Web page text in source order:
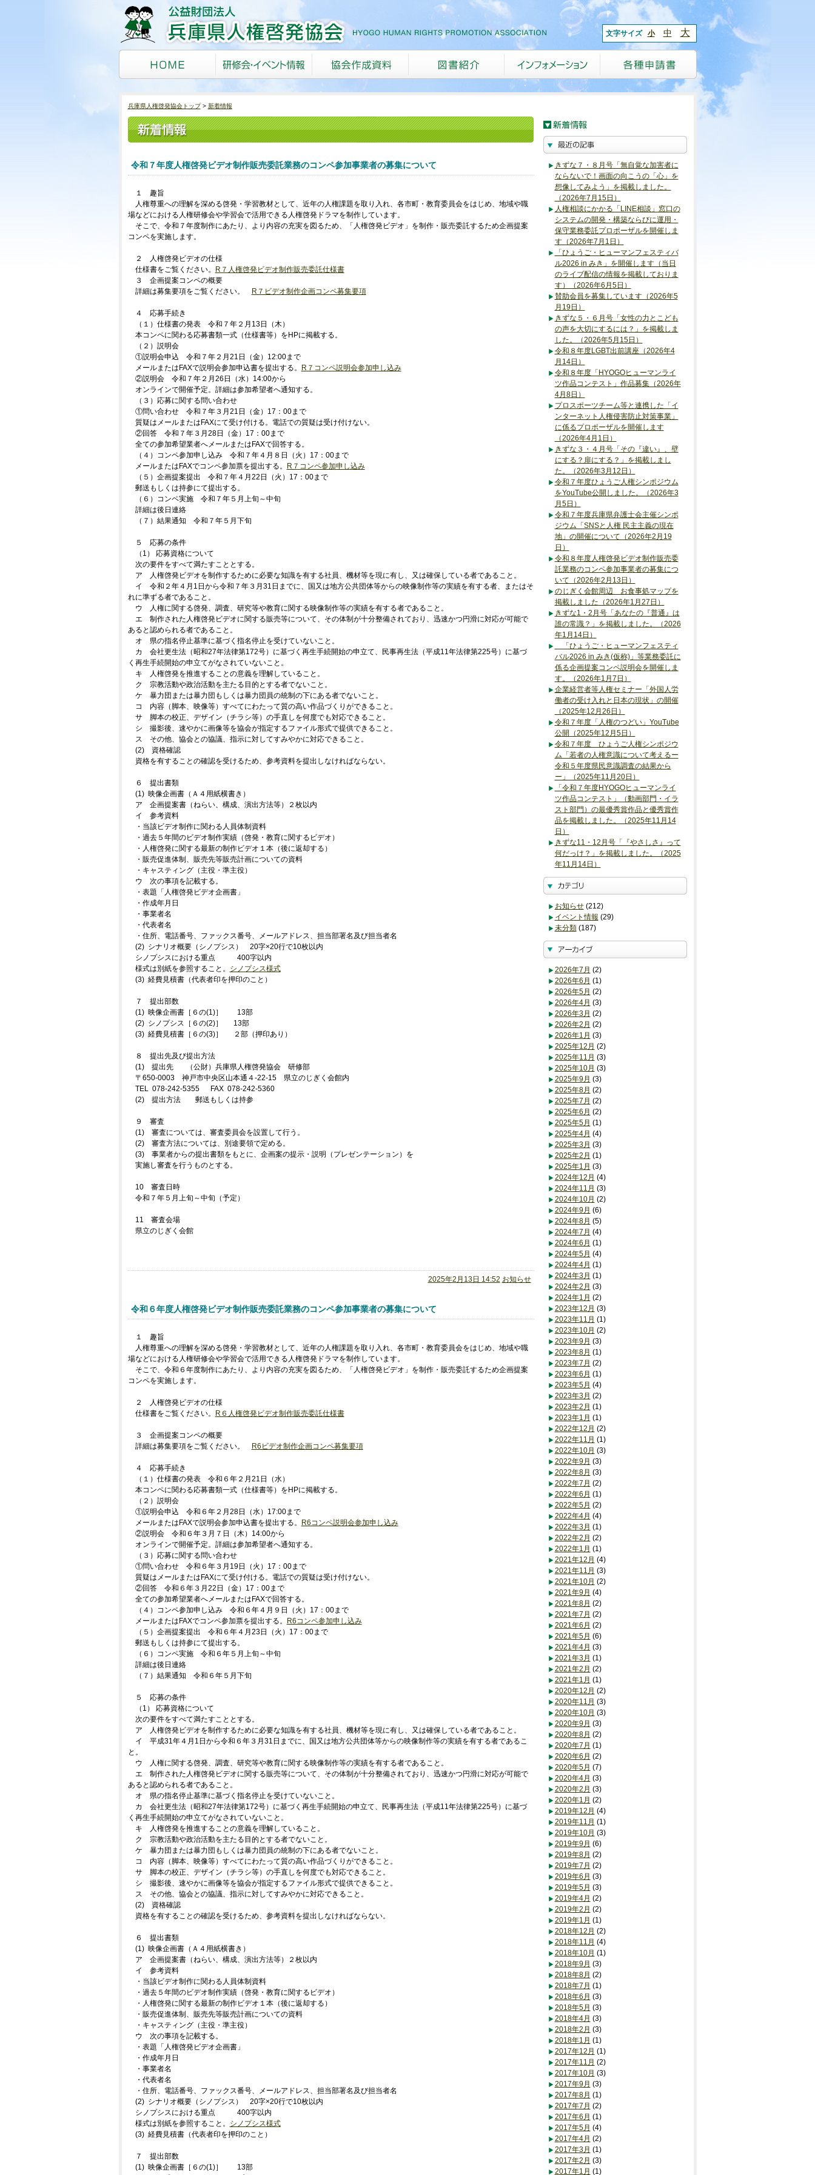
文字サイズ 小 中 大
兵庫県人権啓発協会トップ 新着情報
令和７年度人権啓発ビデオ制作販売委託業務のコンペ参加事業者の募集について
１ 趣旨
人権尊重への理解を深める啓発・学習教材として、近年の人権課題を取り入れ、各市町・教育委員会をはじめ、地域や職
場などにおける人権研修会や学習会で活用できる人権啓発ドラマを制作しています。
そこで、令和７年度制作にあたり、より内容の充実を図るため、「人権啓発ビデオ」を制作・販売委託するため企画提案
コンペを実施します。
２ 人権啓発ビデオの仕様
仕様書をご覧ください。
R７人権啓発ビデオ制作販売委託仕様書
３ 企画提案コンペの概要
詳細は募集要項をご覧ください。
R７ビデオ制作企画コンペ募集要項
４ 応募手続き
（１）仕様書の発表 令和７年２月13日（木）
本コンペに関わる応募書類一式（仕様書等）をHPに掲載する。
（２）説明会
①説明会申込 令和７年２月21日（金）12:00まで
メールまたはFAXで説明会参加申込書を提出する。
R７コンペ説明会参加申し込み
②説明会 令和７年２月26日（水）14:00から
オンラインで開催予定。詳細は参加希望者へ通知する。
（３）応募に関する問い合わせ
①問い合わせ 令和７年３月21日（金）17：00まで
質疑はメールまたはFAXにて受け付ける。電話での質疑は受け付けない。
②回答 令和７年３月28日（金）17：00まで
全ての参加希望業者へメールまたはFAXで回答する。
（４）コンペ参加申し込み 令和７年４月８日（火）17：00まで
メールまたはFAXでコンペ参加票を提出する。
R７コンペ参加申し込み
（５）企画提案提出 令和７年４月22日（火）17：00まで
郵送もしくは持参にて提出する。
（６）コンペ実施 令和７年５月上旬～中旬
詳細は後日連絡
（７）結果通知 令和７年５月下旬
５ 応募の条件
（1） 応募資格について
次の要件をすべて満たすこととする。
ア 人権啓発ビデオを制作するために必要な知識を有する社員、機材等を現に有し、又は確保している者であること。
イ 令和２年４月1日から令和７年３月31日までに、国又は地方公共団体等からの映像制作等の実績を有する者、またはそ
れに準ずる者であること。
ウ 人権に関する啓発、調査、研究等や教育に関する映像制作等の実績を有する者であること。
エ 制作された人権啓発ビデオに関する販売等について、その体制が十分整備されており、迅速かつ円滑に対応が可能で
あると認められる者であること。
オ 県の指名停止基準に基づく指名停止を受けていないこと。
カ 会社更生法（昭和27年法律第172号）に基づく再生手続開始の申立て、民事再生法（平成11年法律第225号）に基づ
く再生手続開始の申立てがなされていないこと。
キ 人権啓発を推進することの意義を理解していること。
ク 宗教活動や政治活動を主たる目的とする者でないこと。
ケ 暴力団または暴力団もしくは暴力団員の統制の下にある者でないこと。
コ 内容（脚本、映像等）すべてにわたって質の高い作品づくりができること。
サ 脚本の校正、デザイン（チラシ等）の手直しを何度でも対応できること。
シ 撮影後、速やかに画像等を協会が指定するファイル形式で提供できること。
ス その他、協会との協議、指示に対してすみやかに対応できること。
(2) 資格確認
資格を有することの確認を受けるため、参考資料を提出しなければならない。
６ 提出書類
(1) 映像企画書（Ａ４用紙横書き）
ア 企画提案書（ねらい、構成、演出方法等）２枚以内
イ 参考資料
・当該ビデオ制作に関わる人員体制資料
・過去５年間のビデオ制作実績（啓発・教育に関するビデオ）
・人権啓発に関する最新の制作ビデオ１本（後に返却する）
・販売促進体制、販売先等販売計画についての資料
・キャスティング（主役・準主役）
ウ 次の事項を記載する。
・表題「人権啓発ビデオ企画書」
・作成年月日
・事業者名
・代表者名
・住所、電話番号、ファックス番号、メールアドレス、担当部署名及び担当者名
(2) シナリオ概要（シノプシス） 20字×20行で10枚以内
シノプシスにおける重点 400字以内
様式は別紙を参照すること。
シノプシス様式
(3) 経費見積書（代表者印を押印のこと）
７ 提出部数
(1) 映像企画書［６の(1)］ 13部
(2) シノプシス［６の(2)］ 13部
(3) 経費見積書［６の(3)］ ２部（押印あり）
８ 提出先及び提出方法
(1) 提出先 （公財）兵庫県人権啓発協会 研修部
〒650-0003 神戸市中央区山本通４-22-15 県立のじぎく会館内
TEL 078-242-5355 FAX 078-242-5360
(2) 提出方法 郵送もしくは持参
９ 審査
(1) 審査については、審査委員会を設置して行う。
(2) 審査方法については、別途要領で定める。
(3) 事業者からの提出書類をもとに、企画案の提示・説明（プレゼンテーション）を
実施し審査を行うものとする。
10 審査日時
令和７年５月上旬～中旬（予定）
11 審査会場
県立のじぎく会館
2025年2月13日 14:52 お知らせ
令和６年度人権啓発ビデオ制作販売委託業務のコンペ参加事業者の募集について
１ 趣旨
人権尊重への理解を深める啓発・学習教材として、近年の人権課題を取り入れ、各市町・教育委員会をはじめ、地域や職
場などにおける人権研修会や学習会で活用できる人権啓発ドラマを制作しています。
そこで、令和６年度制作にあたり、より内容の充実を図るため、「人権啓発ビデオ」を制作・販売委託するため企画提案
コンペを実施します。
２ 人権啓発ビデオの仕様
仕様書をご覧ください。
R６人権啓発ビデオ制作販売委託仕様書
３ 企画提案コンペの概要
詳細は募集要項をご覧ください。
R6ビデオ制作企画コンペ募集要項
４ 応募手続き
（１）仕様書の発表 令和６年２月21日（水）
本コンペに関わる応募書類一式（仕様書等）をHPに掲載する。
（２）説明会
①説明会申込 令和６年２月28日（水）17:00まで
メールまたはFAXで説明会参加申込書を提出する。
R6コンペ説明会参加申し込み
②説明会 令和６年３月７日（木）14:00から
オンラインで開催予定。詳細は参加希望者へ通知する。
（３）応募に関する問い合わせ
①問い合わせ 令和６年３月19日（火）17：00まで
質疑はメールまたはFAXにて受け付ける。電話での質疑は受け付けない。
②回答 令和６年３月22日（金）17：00まで
全ての参加希望業者へメールまたはFAXで回答する。
（４）コンペ参加申し込み 令和６年４月９日（火）17：00まで
メールまたはFAXでコンペ参加票を提出する。
R6コンペ参加申し込み
（５）企画提案提出 令和６年４月23日（火）17：00まで
郵送もしくは持参にて提出する。
（６）コンペ実施 令和６年５月上旬～中旬
詳細は後日連絡
（７）結果通知 令和６年５月下旬
５ 応募の条件
（1） 応募資格について
次の要件をすべて満たすこととする。
ア 人権啓発ビデオを制作するために必要な知識を有する社員、機材等を現に有し、又は確保している者であること。
イ 平成31年４月1日から令和６年３月31日までに、国又は地方公共団体等からの映像制作等の実績を有する者であるこ
と。
ウ 人権に関する啓発、調査、研究等や教育に関する映像制作等の実績を有する者であること。
エ 制作された人権啓発ビデオに関する販売等について、その体制が十分整備されており、迅速かつ円滑に対応が可能で
あると認められる者であること。
オ 県の指名停止基準に基づく指名停止を受けていないこと。
カ 会社更生法（昭和27年法律第172号）に基づく再生手続開始の申立て、民事再生法（平成11年法律第225号）に基づ
く再生手続開始の申立てがなされていないこと。
キ 人権啓発を推進することの意義を理解していること。
ク 宗教活動や政治活動を主たる目的とする者でないこと。
ケ 暴力団または暴力団もしくは暴力団員の統制の下にある者でないこと。
コ 内容（脚本、映像等）すべてにわたって質の高い作品づくりができること。
サ 脚本の校正、デザイン（チラシ等）の手直しを何度でも対応できること。
シ 撮影後、速やかに画像等を協会が指定するファイル形式で提供できること。
ス その他、協会との協議、指示に対してすみやかに対応できること。
(2) 資格確認
資格を有することの確認を受けるため、参考資料を提出しなければならない。
６ 提出書類
(1) 映像企画書（Ａ４用紙横書き）
ア 企画提案書（ねらい、構成、演出方法等）２枚以内
イ 参考資料
・当該ビデオ制作に関わる人員体制資料
・過去５年間のビデオ制作実績（啓発・教育に関するビデオ）
・人権啓発に関する最新の制作ビデオ１本（後に返却する）
・販売促進体制、販売先等販売計画についての資料
・キャスティング（主役・準主役）
ウ 次の事項を記載する。
・表題「人権啓発ビデオ企画書」
・作成年月日
・事業者名
・代表者名
・住所、電話番号、ファックス番号、メールアドレス、担当部署名及び担当者名
(2) シナリオ概要（シノプシス） 20字×20行で10枚以内
シノプシスにおける重点 400字以内
様式は別紙を参照すること。
シノプシス様式
(3) 経費見積書（代表者印を押印のこと）
７ 提出部数
(1) 映像企画書［６の(1)］ 13部
きずな７・８月号「無自覚な加害者に
ならないで！画面の向こうの「心」を
想像してみよう」を掲載しました。
（2026年7月15日）
人権相談にかかる「LINE相談」窓口の
システムの開発・構築ならびに運用・
保守業務委託プロポーザルを開催しま
す（2026年7月1日）
「ひょうご・ヒューマンフェスティバ
ル2026 in みき」を開催します（当日
のライブ配信の情報を掲載しておりま
す）（2026年6月5日）
賛助会員を募集しています（2026年5
月19日）
きずな５・６月号「女性の力とこども
の声を大切にするには？」を掲載しま
した。（2026年5月15日）
令和８年度LGBT出前講座（2026年4
月14日）
令和８年度「HYOGOヒューマンライ
ツ作品コンテスト」作品募集（2026年
4月8日）
プロスポーツチーム等と連携した「イ
ンターネット人権侵害防止対策事業」
に係るプロポーザルを開催します
（2026年4月1日）
きずな３・４月号「その『違い』、壁
にする？扉にする？」を掲載しまし
た。（2026年3月12日）
令和７年度ひょうご人権シンポジウム
をYouTube公開しました。（2026年3
月5日）
令和７年度兵庫県弁護士会主催シンポ
ジウム「SNSと人権 民主主義の現在
地」の開催について（2026年2月19
日）
令和８年度人権啓発ビデオ制作販売委
託業務のコンペ参加事業者の募集につ
いて（2026年2月13日）
のじぎく会館周辺 お食事処マップを
掲載しました（2026年1月27日）
きずな1・2月号「あなたの『普通』は
誰の常識？」を掲載しました。（2026
年1月14日）
「ひょうご・ヒューマンフェスティ
バル2026 in みき(仮称)」等業務委託に
係る企画提案コンペ説明会を開催しま
す。（2026年1月7日）
企業経営者等人権セミナー「外国人労
働者の受け入れと日本の現状」の開催
（2025年12月26日）
令和７年度「人権のつどい」YouTube
公開（2025年12月5日）
令和７年度 ひょうご人権シンポジウ
ム「若者の人権意識について考えるー
令和５年度県民意識調査の結果から
ー」（2025年11月20日）
「令和７年度HYOGOヒューマンライ
ツ作品コンテスト」（動画部門・イラ
スト部門）の最優秀賞作品と優秀賞作
品を掲載しました。（2025年11月14
日）
きずな11・12月号「『やさしさ』って
何だっけ？」を掲載しました。（2025
年11月14日）
お知らせ(212)
イベント情報 (29)
未分類(187)
2026年7月 (2)
2026年6月 (1)
2026年5月 (2)
2026年4月 (3)
2026年3月 (2)
2026年2月 (2)
2026年1月 (3)
2025年12月 (2)
2025年11月 (3)
2025年10月 (3)
2025年9月 (3)
2025年8月 (2)
2025年7月 (2)
2025年6月 (2)
2025年5月 (1)
2025年4月 (4)
2025年3月 (3)
2025年2月 (1)
2025年1月 (3)
2024年12月 (4)
2024年11月 (3)
2024年10月 (2)
2024年9月 (6)
2024年8月 (5)
2024年7月 (4)
2024年6月 (1)
2024年5月 (4)
2024年4月 (1)
2024年3月 (1)
2024年2月 (3)
2024年1月 (2)
2023年12月 (3)
2023年11月 (1)
2023年10月 (2)
2023年9月 (3)
2023年8月 (1)
2023年7月 (2)
2023年6月 (1)
2023年5月 (4)
2023年3月 (2)
2023年2月 (1)
2023年1月 (1)
2022年12月 (2)
2022年11月 (1)
2022年10月 (3)
2022年9月 (3)
2022年8月 (3)
2022年7月 (2)
2022年6月 (1)
2022年5月 (2)
2022年4月 (4)
2022年3月 (1)
2022年2月 (2)
2022年1月 (1)
2021年12月 (4)
2021年11月 (3)
2021年10月 (2)
2021年9月 (4)
2021年8月 (2)
2021年7月 (2)
2021年6月 (2)
2021年5月 (6)
2021年4月 (3)
2021年3月 (1)
2021年2月 (2)
2021年1月 (1)
2020年12月 (2)
2020年11月 (3)
2020年10月 (3)
2020年9月 (3)
2020年8月 (2)
2020年7月 (1)
2020年6月 (2)
2020年5月 (7)
2020年4月 (3)
2020年2月 (3)
2020年1月 (2)
2019年12月 (4)
2019年11月 (1)
2019年10月 (3)
2019年9月 (6)
2019年8月 (2)
2019年7月 (2)
2019年6月 (3)
2019年5月 (3)
2019年4月 (2)
2019年2月 (2)
2019年1月 (1)
2018年12月 (2)
2018年11月 (4)
2018年10月 (1)
2018年9月 (3)
2018年8月 (2)
2018年7月 (1)
2018年6月 (3)
2018年5月 (3)
2018年4月 (3)
2018年2月 (3)
2018年1月 (1)
2017年12月 (1)
2017年11月 (2)
2017年10月 (3)
2017年9月 (3)
2017年8月 (1)
2017年7月 (2)
2017年6月 (1)
2017年5月 (4)
2017年4月 (2)
2017年3月 (1)
2017年2月 (3)
2017年1月 (1)